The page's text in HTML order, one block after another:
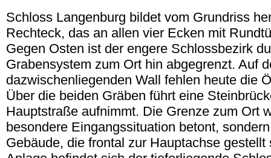
Schloss Langenburg bildet vom Grundriss
Rechteck, das an allen vier Ecken mit
Gegen Osten ist der engere Schlossbezirk
Grabensystem zum Ort hin abgegrenzt. Auf
dazwischenliegenden Wall fehlen heute die
Über die beiden Gräben führt eine
Hauptstraße aufnimmt. Die Grenze zum Ort
besondere Eingangssituation betont,
Gebäude, die frontal zur Hauptachse gestellt